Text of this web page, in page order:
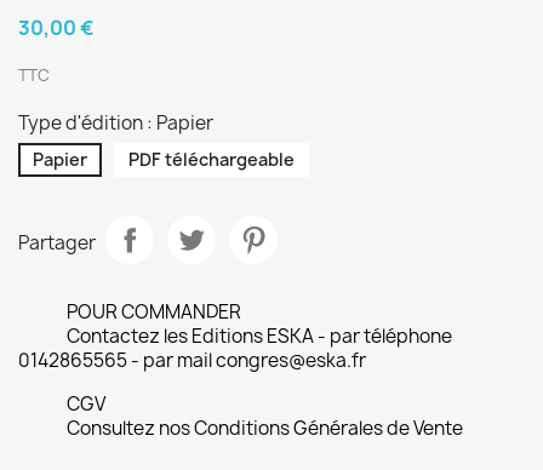
30,00 €
TTC
Type d'édition : Papier
Papier PDF téléchargeable
Partager
POUR COMMANDER
Contactez les Editions ESKA - par téléphone
0142865565 - par mail congres@eska.fr
CGV
Consultez nos Conditions Générales de Vente